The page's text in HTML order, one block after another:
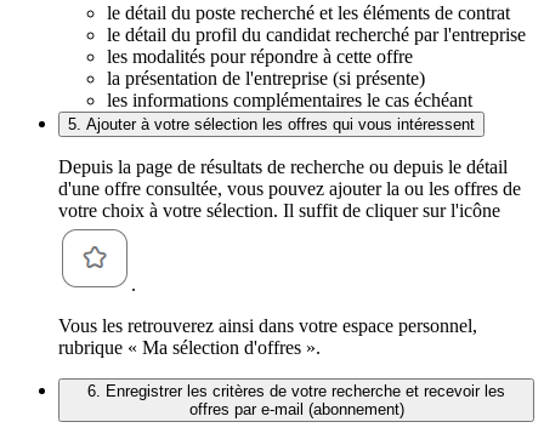
le détail du poste recherché et les éléments de contrat
le détail du profil du candidat recherché par l'entreprise
les modalités pour répondre à cette offre
la présentation de l'entreprise (si présente)
les informations complémentaires le cas échéant
5. Ajouter à votre sélection les offres qui vous intéressent
Depuis la page de résultats de recherche ou depuis le détail
d'une offre consultée, vous pouvez ajouter la ou les offres de
votre choix à votre sélection. Il suffit de cliquer sur l'icône
.
Vous les retrouverez ainsi dans votre espace personnel,
rubrique « Ma sélection d'offres ».
6. Enregistrer les critères de votre recherche et recevoir les
offres par e-mail (abonnement)